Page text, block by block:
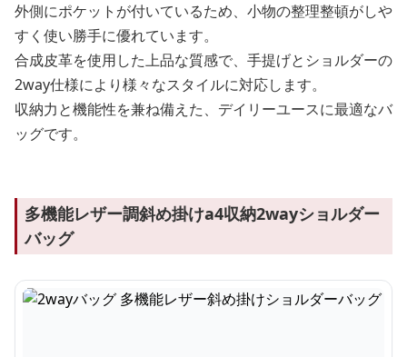
外側にポケットが付いているため、小物の整理整頓がしや
すく使い勝手に優れています。
合成皮革を使用した上品な質感で、手提げとショルダーの
2way仕様により様々なスタイルに対応します。
収納力と機能性を兼ね備えた、デイリーユースに最適なバ
ッグです。
多機能レザー調斜め掛けa4収納2wayショルダー
バッグ